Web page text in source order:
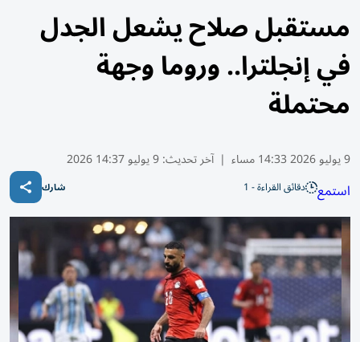
مستقبل صلاح يشعل الجدل
في إنجلترا.. وروما وجهة
محتملة
9 يوليو 2026 14:33 مساء | آخر تحديث:9 يوليو 14:37 2026
استمع دقائق القراءة - 1 شارك